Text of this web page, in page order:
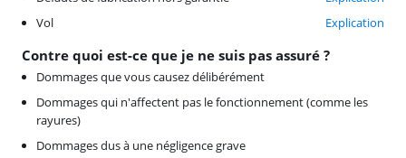
Vol
Explication
Contre quoi est-ce que je ne suis pas assuré ?
Dommages que vous causez délibérément
Dommages qui n'affectent pas le fonctionnement (comme les
rayures)
Dommages dus à une négligence grave